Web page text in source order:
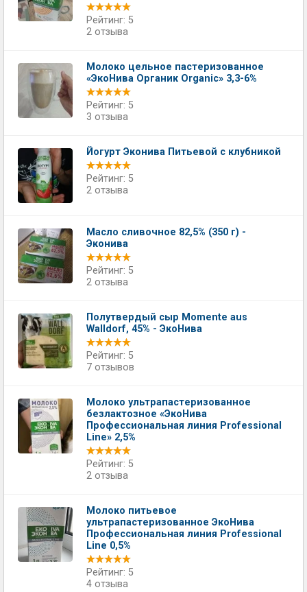
Рейтинг: 5
2 отзыва
Молоко цельное пастеризованное
«ЭкоНива Органик Organic» 3,3-6%
Рейтинг: 5
3 отзыва
Йогурт Эконива Питьевой с клубникой
Рейтинг: 5
2 отзыва
Масло сливочное 82,5% (350 г) -
Эконива
Рейтинг: 5
2 отзыва
Полутвердый сыр Momente aus
Walldorf, 45% - ЭкоНива
Рейтинг: 5
7 отзывов
Молоко ультрапастеризованное
безлактозное «ЭкоНива
Профессиональная линия Professional
Line» 2,5%
Рейтинг: 5
2 отзыва
Молоко питьевое
ультрапастеризованное ЭкоНива
Профессиональная линия Professional
Line 0,5%
Рейтинг: 5
4 отзыва